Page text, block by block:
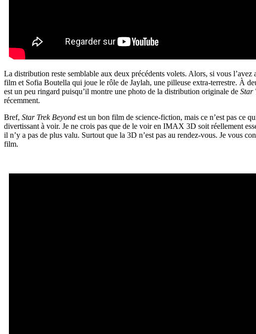
La distribution reste semblable aux deux précédents volets. Alors, si vous
film et Sofia Boutella qui joue le rôle de Jaylah, une pilleuse extra-terrestre. À
est un peu ringard puisqu’il montre une photo de la distribution originale de Star
récemment.
Bref, Star Trek Beyond est un bon film de science-fiction, mais ce n’est pas ce
divertissant à voir. Je ne crois pas que de le voir en IMAX 3D soit réellement
il n’y a pas de plus valu. Surtout que la 3D n’est pas au rendez-vous. Je vous
film.